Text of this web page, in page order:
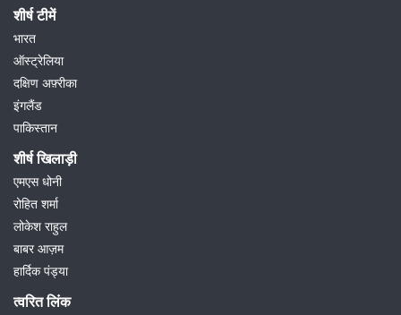
शीर्ष टीमें
भारत
ऑस्ट्रेलिया
दक्षिण अफ़्रीका
इंगलैंड
पाकिस्तान
शीर्ष खिलाड़ी
एमएस धोनी
रोहित शर्मा
लोकेश राहुल
बाबर आज़म
हार्दिक पंड्या
त्वरित लिंक